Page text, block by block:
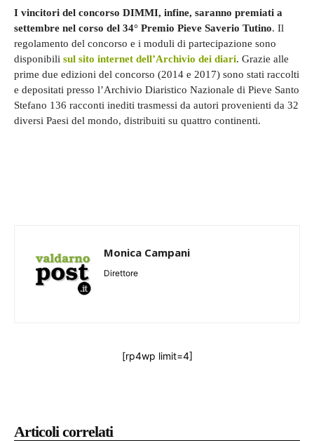
Articoli correlati
I vincitori del concorso DIMMI, infine, saranno premiati a
settembre nel corso del 34° Premio Pieve Saverio Tutino. Il
regolamento del concorso e i moduli di partecipazione sono
disponibili sul sito internet dell’Archivio dei diari. Grazie alle
prime due edizioni del concorso (2014 e 2017) sono stati raccolti
e depositati presso l’Archivio Diaristico Nazionale di Pieve Santo
Stefano 136 racconti inediti trasmessi da autori provenienti da 32
diversi Paesi del mondo, distribuiti su quattro continenti.
Monica Campani
Direttore
[rp4wp limit=4]